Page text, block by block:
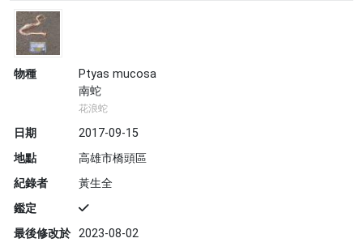
物種
Ptyas mucosa
南蛇
花浪蛇
日期
2017-09-15
地點
高雄市橋頭區
紀錄者
黃生全
鑑定
最後修改於 2023-08-02